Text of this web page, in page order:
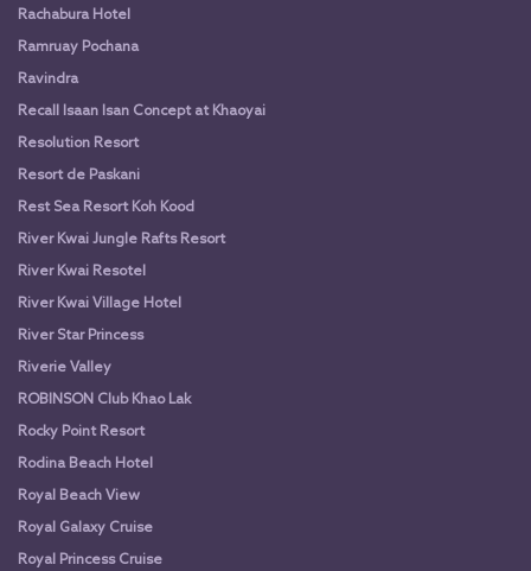
Rachabura Hotel
Ramruay Pochana
Ravindra
Recall Isaan Isan Concept at Khaoyai
Resolution Resort
Resort de Paskani
Rest Sea Resort Koh Kood
River Kwai Jungle Rafts Resort
River Kwai Resotel
River Kwai Village Hotel
River Star Princess
Riverie Valley
ROBINSON Club Khao Lak
Rocky Point Resort
Rodina Beach Hotel
Royal Beach View
Royal Galaxy Cruise
Royal Princess Cruise